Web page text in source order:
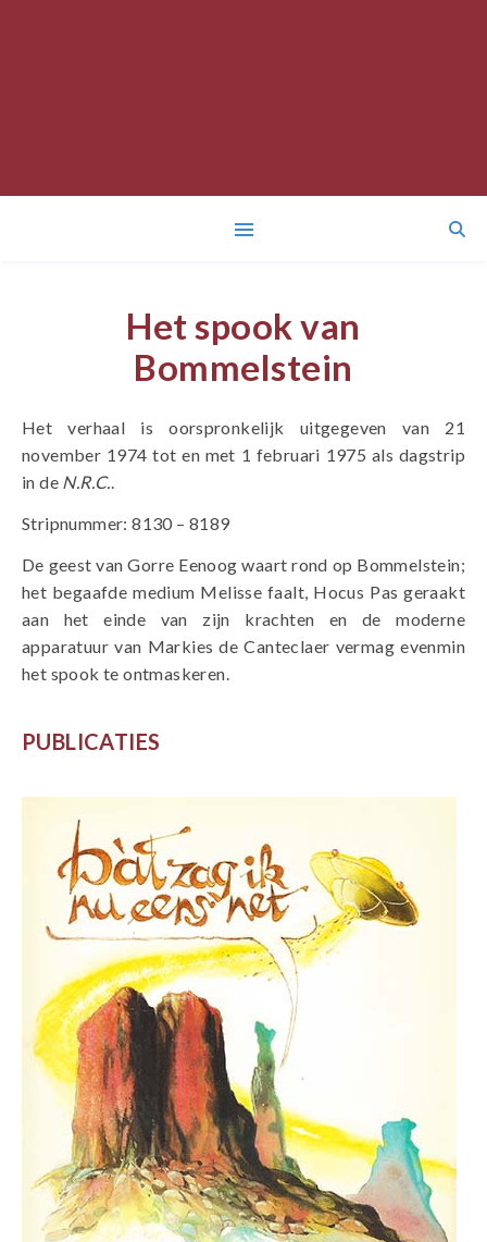
Het spook van
Bommelstein
Het verhaal is oorspronkelijk uitgegeven van 21
november 1974 tot en met 1 februari 1975 als dagstrip
in de N.R.C..
Stripnummer: 8130 – 8189
De geest van Gorre Eenoog waart rond op Bommelstein;
het begaafde medium Melisse faalt, Hocus Pas geraakt
aan het einde van zijn krachten en de moderne
apparatuur van Markies de Canteclaer vermag evenmin
het spook te ontmaskeren.
PUBLICATIES